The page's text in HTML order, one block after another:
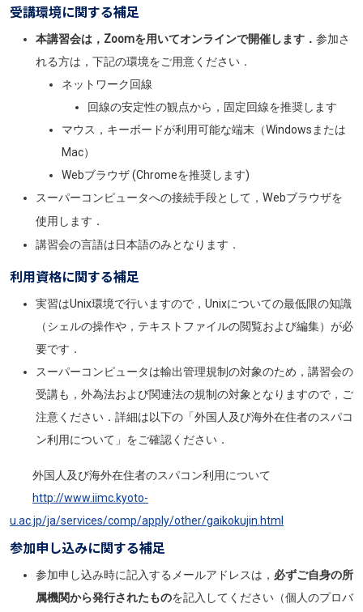
受講環境に関する補足
本講習会は，Zoomを用いてオンラインで開催します ． 参加さ
れる方は，下記の環境をご用意ください．
ネットワーク回線
回線の安定性の観点から，固定回線を推奨します
マウス，キーボードが利用可能な端末（Windowsまたは
Mac）
Webブラウザ (Chromeを推奨します)
スーパーコンピュータへの接続手段として，Webブラウザを
使用します．
講習会の言語は日本語のみとなります．
利用資格に関する補足
実習はUnix環境で行いますので，Unixについての最低限の知識
（シェルの操作や，テキストファイルの閲覧および編集）が必
要です．
スーパーコンピュータは輸出管理規制の対象のため，講習会の
受講も，外為法および関連法の規制の対象となりますので，ご
注意ください．詳細は以下の「外国人及び海外在住者のスパコ
ン利用について」をご確認ください．
外国人及び海外在住者のスパコン利用について
http://www.iimc.kyoto-
u.ac.jp/ja/services/comp/apply/other/gaikokujin.html
参加申し込みに関する補足
参加申し込み時に記入するメールアドレスは， 必ずご自身の所
属機関から発行されたものを記入してください（個人のプロバ